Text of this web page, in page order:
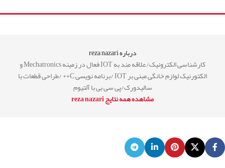
درباره reza nazari
کارشناسی الکترونیک/علاقه مند به IOT فعال در زمینه Mechatronics و
الکتورنیک لوازم خانگی مبنی بر IOT /برنامه نویسی C++ /طراحی قطعات با
سالیدورک/پی سی بی با آلتیوم
مشاهده همه نتایج reza nazari